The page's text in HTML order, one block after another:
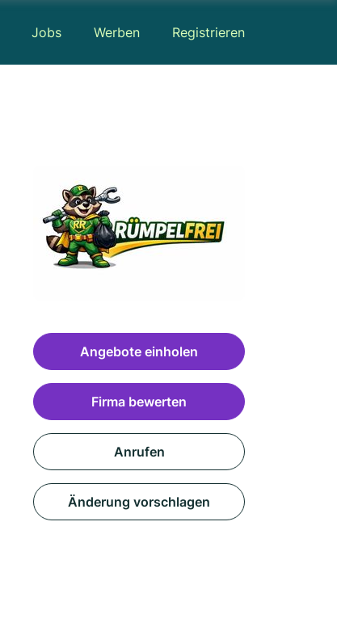
Jobs Werben Registrieren
Angebote einholen
Firma bewerten
Anrufen
Änderung vorschlagen